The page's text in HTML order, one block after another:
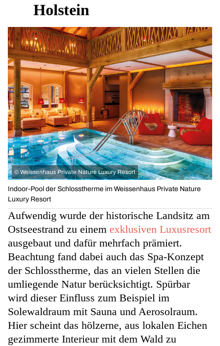
Holstein
© Weissenhaus Private Nature Luxury Resort
Indoor-Pool der Schlosstherme im Weissenhaus Private Nature
Luxury Resort
Aufwendig wurde der historische Landsitz am
Ostseestrand zu einem exklusiven Luxusresort
ausgebaut und dafür mehrfach prämiert.
Beachtung fand dabei auch das Spa-Konzept
der Schlosstherme, das an vielen Stellen die
umliegende Natur berücksichtigt. Spürbar
wird dieser Einfluss zum Beispiel im
Solewaldraum mit Sauna und Aerosolraum.
Hier scheint das hölzerne, aus lokalen Eichen
gezimmerte Interieur mit dem Wald zu